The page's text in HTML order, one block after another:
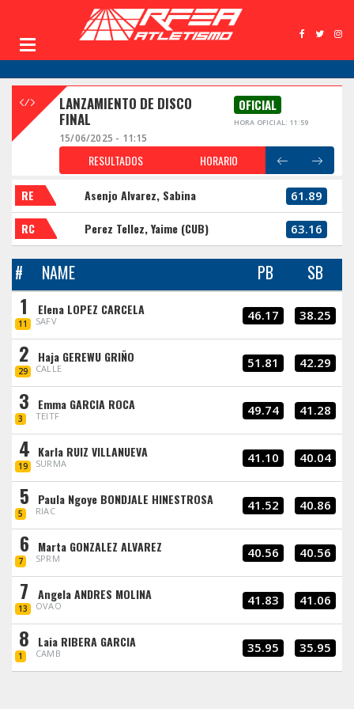
LANZAMIENTO DE DISCO
FINAL
OFICIAL
HORA OFICIAL: 11:59
15/06/2025 - 11:15
RESULTADOS HORARIO
RE Asenjo Alvarez, Sabina 61.89
RC Perez Tellez, Yaime (CUB) 63.16
# NAME PB SB
1
11
Elena LOPEZ CARCELA
SAFV 46.17 38.25
2
29
Haja GEREWU GRIÑO
CALLE 51.81 42.29
3
3
Emma GARCIA ROCA
TEITF 49.74 41.28
4
19
Karla RUIZ VILLANUEVA
SURMA 41.10 40.04
5
5
Paula Ngoye BONDJALE HINESTROSA
RIAC 41.52 40.86
6
7
Marta GONZALEZ ALVAREZ
SPRM 40.56 40.56
7
13
Angela ANDRES MOLINA
OVAO 41.83 41.06
8
1
Laia RIBERA GARCIA
CAMB 35.95 35.95